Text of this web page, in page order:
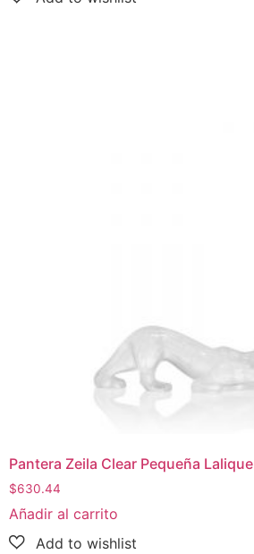
Pantera Zeila Clear Pequeña Lalique
$630.44
Añadir al carrito